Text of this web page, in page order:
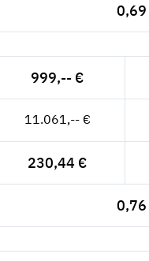
0,69
999,-- €
11.061,-- €
230,44 €
0,76